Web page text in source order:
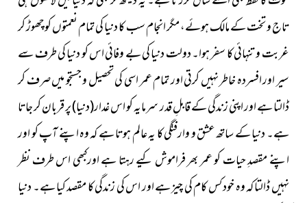
تاج و تخت کے مالک ہوئے، مگر انجام سب کا دنیا کی تمام نعمتوں کو چھوڑ کر
غربت و تنہائی کا سفر ہوا۔ دولت دنیا کی بے وفائی اس کو دنیا کی طرف سے
سیر اور افسردہ خاطر نہیں کرتی اور تمام عمر اسی کی تحصیل و جستجو میں صرف کر
ڈالتا ہے اور اپنی زندگی کے قابلِ قدر سرمایہ کو اس غدار(دنیا)پر قربان کر جاتا
ہے۔ دنیا کے ساتھ عشق و وارفتگی کا یہ عالم ہوتا ہے کہ وہ اپنے آپ کو اور
اپنے مقصدِ حیات کو عمر بھر فراموش کیے رہتا ہے اورکبھی اس طرف نظر
نہیں ڈالتا کہ وہ خود کس کام کی چیز ہے اور اس کی زندگی کا مقصد کیا ہے۔ دنیا